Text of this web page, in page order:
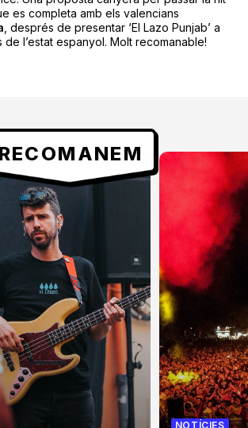
es completa amb els valencians
, després de presentar ‘El Lazo Punjab’ a
de l’estat espanyol. Molt recomanable!
RECOMANEM
NOTÍCIES